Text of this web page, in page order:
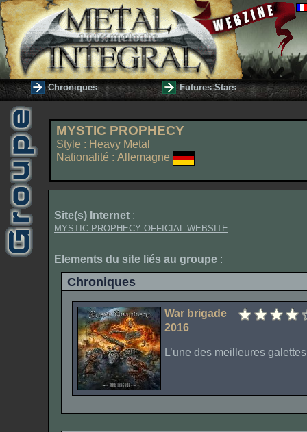
Chroniques Futures Stars
MYSTIC PROPHECY
Style : Heavy Metal
Nationalité : Allemagne
Site(s) Internet :
MYSTIC PROPHECY OFFICIAL WEBSITE
Elements du site liés au groupe :
Chroniques
War brigade
2016
L’une des meilleures